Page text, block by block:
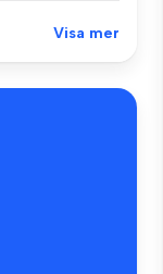
Visa mer